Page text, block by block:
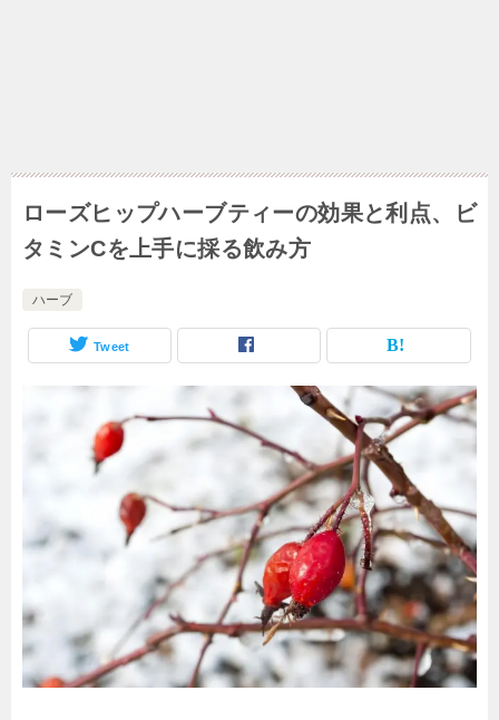
ローズヒップハーブティーの効果と利点、ビ
タミンCを上手に採る飲み方
ハーブ
Tweet